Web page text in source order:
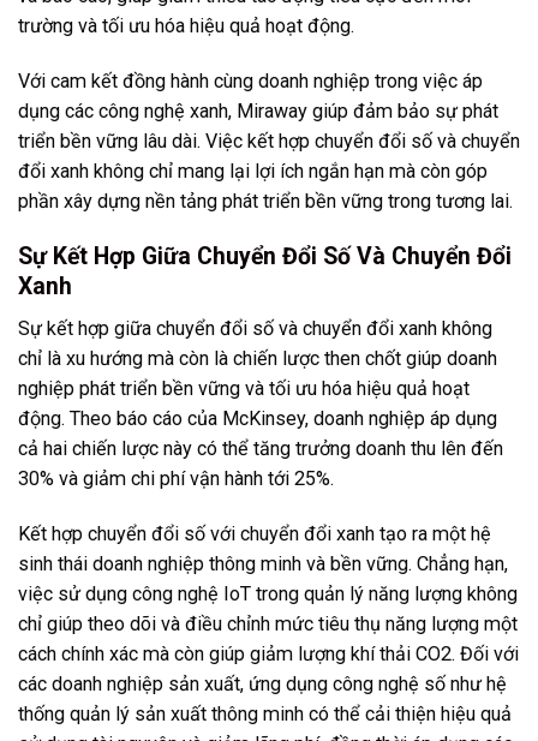
trường và tối ưu hóa hiệu quả hoạt động.
Với cam kết đồng hành cùng doanh nghiệp trong việc áp
dụng các công nghệ xanh, Miraway giúp đảm bảo sự phát
triển bền vững lâu dài. Việc kết hợp chuyển đổi số và chuyển
đổi xanh không chỉ mang lại lợi ích ngắn hạn mà còn góp
phần xây dựng nền tảng phát triển bền vững trong tương lai.
Sự Kết Hợp Giữa Chuyển Đổi Số Và Chuyển Đổi
Xanh
Sự kết hợp giữa chuyển đổi số và chuyển đổi xanh không
chỉ là xu hướng mà còn là chiến lược then chốt giúp doanh
nghiệp phát triển bền vững và tối ưu hóa hiệu quả hoạt
động. Theo báo cáo của McKinsey, doanh nghiệp áp dụng
cả hai chiến lược này có thể tăng trưởng doanh thu lên đến
30% và giảm chi phí vận hành tới 25%.
Kết hợp chuyển đổi số với chuyển đổi xanh tạo ra một hệ
sinh thái doanh nghiệp thông minh và bền vững. Chẳng hạn,
việc sử dụng công nghệ IoT trong quản lý năng lượng không
chỉ giúp theo dõi và điều chỉnh mức tiêu thụ năng lượng một
cách chính xác mà còn giúp giảm lượng khí thải CO2. Đối với
các doanh nghiệp sản xuất, ứng dụng công nghệ số như hệ
thống quản lý sản xuất thông minh có thể cải thiện hiệu quả